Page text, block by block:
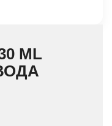
ML